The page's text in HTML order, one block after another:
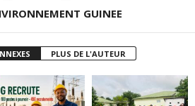
GUINEE
PLUS DE L'AUTEUR